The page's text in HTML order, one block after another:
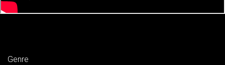
Genre